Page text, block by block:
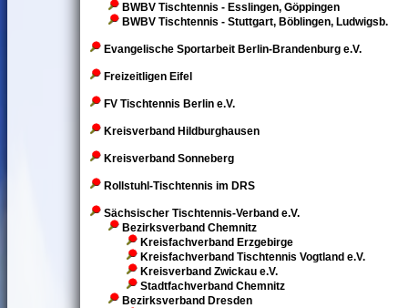
BWBV Tischtennis - Esslingen, Göppingen
BWBV Tischtennis - Stuttgart, Böblingen, Ludwigsb.
Evangelische Sportarbeit Berlin-Brandenburg e.V.
Freizeitligen Eifel
FV Tischtennis Berlin e.V.
Kreisverband Hildburghausen
Kreisverband Sonneberg
Rollstuhl-Tischtennis im DRS
Sächsischer Tischtennis-Verband e.V.
Bezirksverband Chemnitz
Kreisfachverband Erzgebirge
Kreisfachverband Tischtennis Vogtland e.V.
Kreisverband Zwickau e.V.
Stadtfachverband Chemnitz
Bezirksverband Dresden